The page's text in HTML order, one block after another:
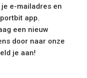
e-mailadres en
app.
een nieuw
door naar onze
je aan!